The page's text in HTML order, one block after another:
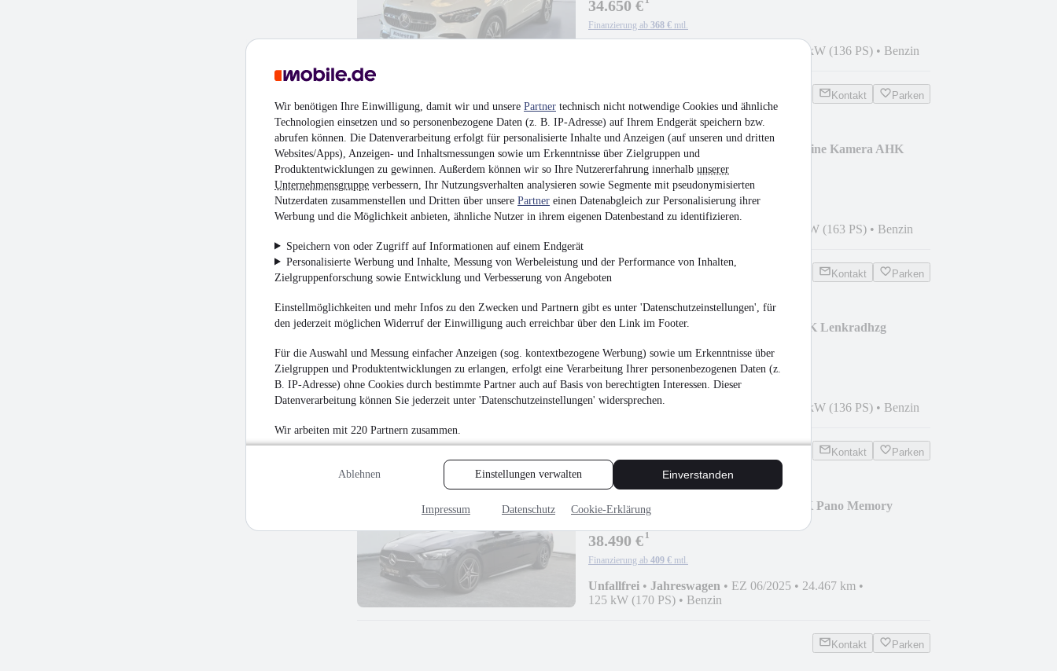
Wir benötigen Ihre Einwilligung, damit wir und unsere Partner technisch nicht notwendige Cookies und ähnliche
Technologien einsetzen und so personenbezogene Daten (z. B. IP-Adresse) auf Ihrem Endgerät speichern bzw.
abrufen können. Die Datenverarbeitung erfolgt für personalisierte Inhalte und Anzeigen (auf unseren und dritten
Websites/Apps), Anzeigen- und Inhaltsmessungen sowie um Erkenntnisse über Zielgruppen und
Produktentwicklungen zu gewinnen. Außerdem können wir so Ihre Nutzererfahrung innerhalb unserer
Unternehmensgruppe verbessern, Ihr Nutzungsverhalten analysieren sowie Segmente mit pseudonymisierten
Nutzerdaten zusammenstellen und Dritten über unsere Partner einen Datenabgleich zur Personalisierung ihrer
Werbung und die Möglichkeit anbieten, ähnliche Nutzer in ihrem eigenen Datenbestand zu identifizieren.
Speichern von oder Zugriff auf Informationen auf einem Endgerät
Personalisierte Werbung und Inhalte, Messung von Werbeleistung und der Performance von Inhalten,
Zielgruppenforschung sowie Entwicklung und Verbesserung von Angeboten
Einstellmöglichkeiten und mehr Infos zu den Zwecken und Partnern gibt es unter 'Datenschutzeinstellungen', für
den jederzeit möglichen Widerruf der Einwilligung auch erreichbar über den Link im Footer.
Für die Auswahl und Messung einfacher Anzeigen (sog. kontextbezogene Werbung) sowie um Erkenntnisse über
Zielgruppen und Produktentwicklungen zu erlangen, erfolgt eine Verarbeitung Ihrer personenbezogenen Daten (z.
B. IP-Adresse) ohne Cookies durch bestimmte Partner auch auf Basis von berechtigten Interessen. Dieser
Datenverarbeitung können Sie jederzeit unter 'Datenschutzeinstellungen' widersprechen.
Wir arbeiten mit 220 Partnern zusammen.
Ablehnen Einstellungen verwalten Einverstanden
Impressum Datenschutz Cookie-Erklärung
34.650 €
Finanzierung ab 368 € mtl.
100 kW (136 PS) • Benzin
Kontakt Parken
Mercedes-Benz A 200 Progressive Limousine Kamera AHK
Totw.
31.280 €¹
Finanzierung ab 332 € mtl.
120 kW (163 PS) • Benzin
Kontakt Parken
Mercedes-Benz GLB 180 Progressive AHK Lenkradhzg
36.580 €¹
Finanzierung ab 388 € mtl.
Unfallfrei•EZ 01/2025 100 kW (136 PS) • Benzin
Kontakt Parken
Mercedes-Benz C 180 T AMG Night AHK Pano Memory
38.490 €¹
Finanzierung ab 409 € mtl.
Unfallfrei • Jahreswagen • EZ 06/2025 • 24.467 km •
125 kW (170 PS) • Benzin
Kontakt Parken